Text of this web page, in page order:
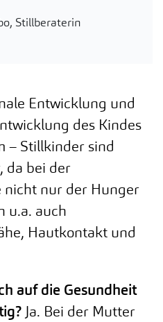
Stillberaterin
Entwicklung und
des Kindes
– Stillkinder sind
da bei der
nicht nur der Hunger
u.a. auch
Hautkontakt und
auf die Gesundheit
Ja. Bei der Mutter